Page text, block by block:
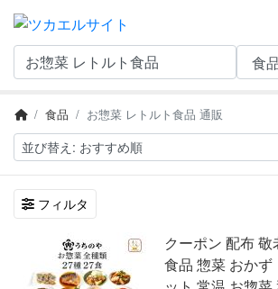
食品 お惣菜 レトルト食品 通販
フィルタ
クーポン 配布 敬
食品 惣菜 おか